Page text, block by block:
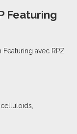
Featuring
avec RPZ